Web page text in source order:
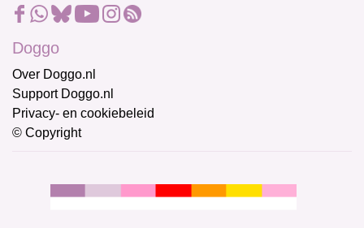
Doggo
Over Doggo.nl
Support Doggo.nl
Privacy- en cookiebeleid
© Copyright